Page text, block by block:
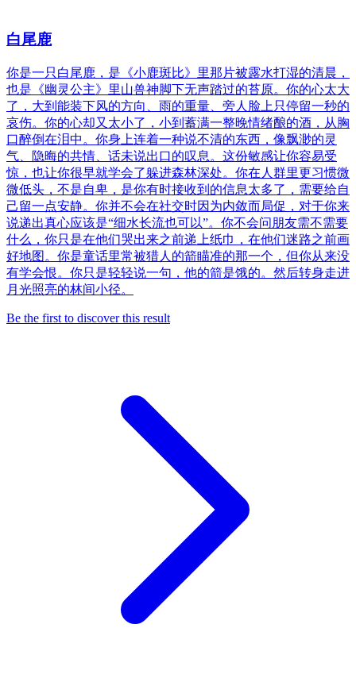
白尾鹿
你是一只白尾鹿，是《小鹿斑比》里那片被露水打湿的清晨，
也是《幽灵公主》里山兽神脚下无声踏过的苔原。你的心太大
了，大到能装下风的方向、雨的重量、旁人脸上只停留一秒的
哀伤。你的心却又太小了，小到蓄满一整晚情绪酿的酒，从胸
口醉倒在泪中。你身上连着一种说不清的东西，像飘渺的灵
气、隐晦的共情、话未说出口的叹息。这份敏感让你容易受
惊，也让你很早就学会了躲进森林深处。你在人群里更习惯微
微低头，不是自卑，是你有时接收到的信息太多了，需要给自
己留一点安静。你并不会在社交时因为内敛而局促，对于你来
说递出真心应该是“细水长流也可以”。你不会问朋友需不需要
什么，你只是在他们哭出来之前递上纸巾，在他们迷路之前画
好地图。你是童话里常被猎人的箭瞄准的那一个，但你从来没
有学会恨。你只是轻轻说一句，他的箭是饿的。然后转身走进
月光照亮的林间小径。
Be the first to discover this result